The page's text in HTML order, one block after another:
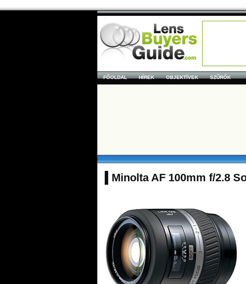
FŐOLDAL HÍREK OBJEKTÍVEK SZŰRŐK
Minolta AF 100mm f/2.8